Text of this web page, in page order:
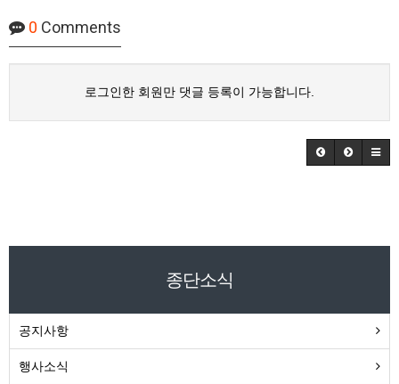
0 Comments
로그인한 회원만 댓글 등록이 가능합니다.
종단소식
공지사항
행사소식